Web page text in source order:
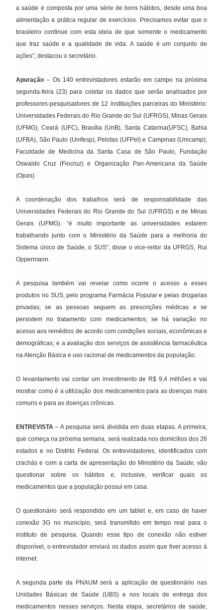
a saúde é composta por uma série de bons hábitos, desde uma boa
alimentação a prática regular de exercícios. Precisamos evitar que o
brasileiro continue com esta ideia de que somente o medicamento
que traz saúde e a qualidade de vida. A saúde é um conjunto de
ações”, destacou o secretário.
Apuração – Os 140 entrevistadores estarão em campo na próxima
segunda-feira (23) para coletar os dados que serão analisados por
professores-pesquisadores de 12 instituições parceiras do Ministério:
Universidades Federais do Rio Grande do Sul (UFRGS), Minas Gerais
(UFMG), Ceará (UFC), Brasília (UnB), Santa Catarina(UFSC), Bahia
(UFBA), São Paulo (Unifesp), Pelotas (UFPel) e Campinas (Unicamp),
Faculdade de Medicina da Santa Casa de São Paulo, Fundação
Oswaldo Cruz (Fiocruz) e Organização Pan-Americana da Saúde
(Opas).
A coordenação dos trabalhos será de responsabilidade das
Universidades Federais do Rio Grande do Sul (UFRGS) e de Minas
Gerais (UFMG). “é muito importante as universidades estarem
trabalhando junto com o Ministério da Saúde para a melhoria do
Sistema único de Saúde, o SUS”, disse o vice-reitor da UFRGS, Rui
Oppermann.
A pesquisa também vai revelar como ocorre o acesso a esses
produtos no SUS, pelo programa Farmácia Popular e pelas drogarias
privadas; se as pessoas seguem as prescrições médicas e se
persistem no tratamento com medicamentos; se há variação no
acesso aos remédios de acordo com condições sociais, econômicas e
demográficas; e a avaliação dos serviços de assistência farmacêutica
na Atenção Básica e uso racional de medicamentos da população.
O levantamento vai contar um investimento de R$ 9,4 milhões e vai
mostrar como é a utilização dos medicamentos para as doenças mais
comuns e para as doenças crônicas.
ENTREVISTA – A pesquisa será dividida em duas etapas. A primeira,
que começa na próxima semana, será realizada nos domicílios dos 26
estados e no Distrito Federal. Os entrevistadores, identificados com
crachás e com a carta de apresentação do Ministério da Saúde, vão
questionar sobre os hábitos e, inclusive, verificar quais os
medicamentos que a população possui em casa.
O questionário será respondido em um tablet e, em caso de haver
conexão 3G no município, será transmitido em tempo real para o
instituto de pesquisa. Quando esse tipo de conexão não estiver
disponível, o entrevistador enviará os dados assim que tiver acesso à
internet.
A segunda parte da PNAUM será a aplicação de questionário nas
Unidades Básicas de Saúde (UBS) e nos locais de entrega dos
medicamentos nesses serviços. Nesta etapa, secretários de saúde,